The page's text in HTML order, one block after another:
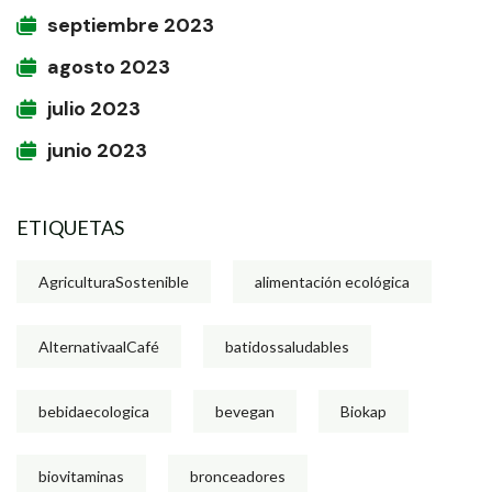
septiembre 2023
agosto 2023
julio 2023
junio 2023
ETIQUETAS
AgriculturaSostenible alimentación ecológica
AlternativaalCafé batidossaludables
bebidaecologica bevegan Biokap
biovitaminas bronceadores